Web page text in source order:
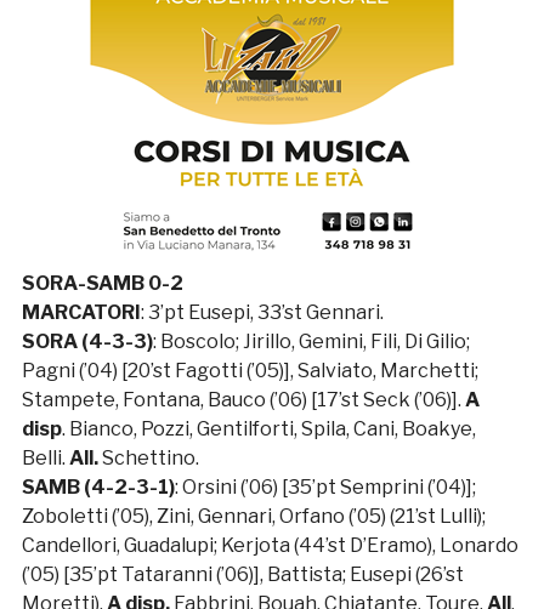
SORA-SAMB 0-2
MARCATORI : 3’pt Eusepi, 33’st Gennari.
SORA (4-3-3): Boscolo; Jirillo, Gemini, Fili, Di Gilio;
Pagni (’04) [20’st Fagotti (’05)], Salviato, Marchetti;
Stampete, Fontana, Bauco (’06) [17’st Seck (’06)]. A
disp. Bianco, Pozzi, Gentilforti, Spila, Cani, Boakye,
Belli. All.Schettino.
SAMB (4-2-3-1): Orsini (’06) [35’pt Semprini (’04)];
Zoboletti (’05), Zini, Gennari, Orfano (’05) (21’st Lulli);
Candellori, Guadalupi; Kerjota (44’st D’Eramo), Lonardo
(’05) [35’pt Tataranni (’06)], Battista; Eusepi (26’st
Moretti). A disp.Fabbrini, Bouah, Chiatante, Toure. All .